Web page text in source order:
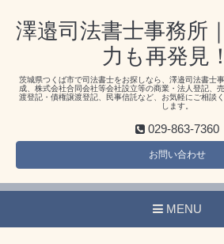
澤邉司法書士事務所
力も再発見
茨城県つくば市で司法書士をお探しなら、澤邉司法書士
成、株式会社合同会社等会社設立等の商業・法人登記、
渡登記・債権譲渡登記、民事信託など、お気軽にご相談
します。
029-863-7360
お問い合わせ
MENU